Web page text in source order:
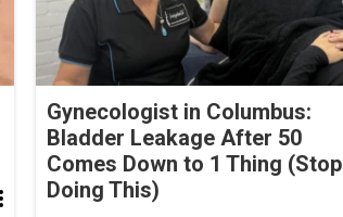
Gynecologist in Columbus:
Bladder Leakage After 50
Comes Down to 1 Thing (Stop
Doing This)